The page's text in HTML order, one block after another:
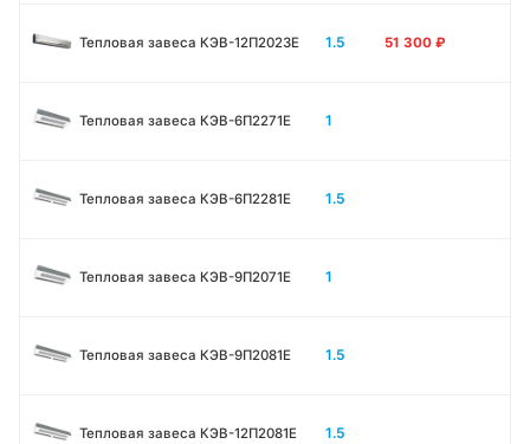
Тепловая завеса КЭВ-12П2023E 1.5 51 300 ₽
Тепловая завеса КЭВ-6П2271E 1
Тепловая завеса КЭВ-6П2281E 1.5
Тепловая завеса КЭВ-9П2071E 1
Тепловая завеса КЭВ-9П2081E 1.5
Тепловая завеса КЭВ-12П2081E 1.5